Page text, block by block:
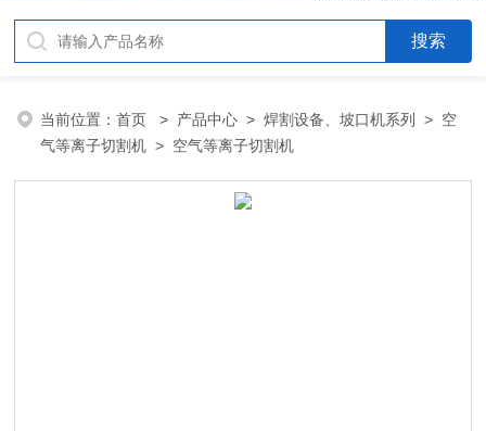
当前位置：首页 > 产品中心 >焊割设备、坡口机系列 > 空
气等离子切割机 > 空气等离子切割机